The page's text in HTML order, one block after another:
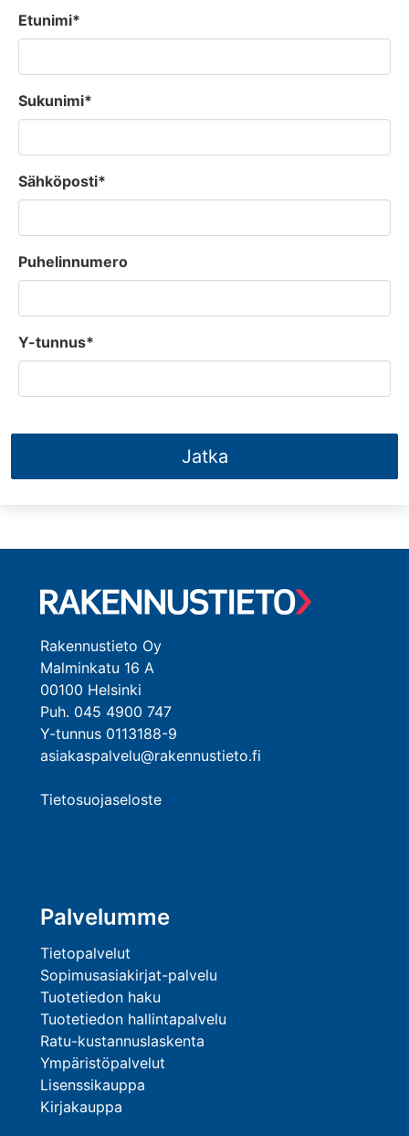
Etunimi*
Sukunimi*
Sähköposti*
Puhelinnumero
Y-tunnus*
Jatka
Rakennustieto Oy
Malminkatu 16 A
00100 Helsinki
Puh. 045 4900 747
Y-tunnus 0113188-9
asiakaspalvelu@rakennustieto.fi
Tietosuojaseloste
Palvelumme
Tietopalvelut
Sopimusasiakirjat-palvelu
Tuotetiedon haku
Tuotetiedon hallintapalvelu
Ratu-kustannuslaskenta
Ympäristöpalvelut
Lisenssikauppa
Kirjakauppa